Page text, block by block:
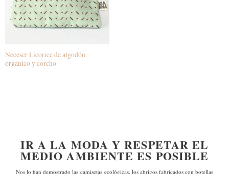
Neceser Licorice de algodón
orgánico y corcho
IR A LA MODA Y RESPETAR EL
MEDIO AMBIENTE ES POSIBLE
Nos lo han demostrado las camisetas ecológicas, los abrigos fabricados con botellas